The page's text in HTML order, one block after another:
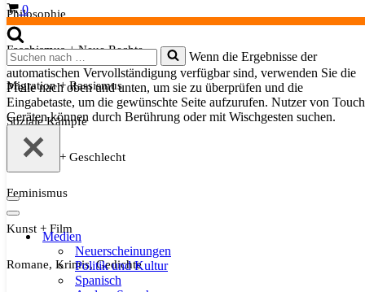
Warenkorb
0
Suchen
nach …
Wenn die Ergebnisse der
automatischen Vervollständigung verfügbar sind, verwenden Sie die
Pfeile nach oben und unten, um sie zu überprüfen und die
Eingabetaste, um die gewünschte Seite aufzurufen. Nutzer von
Geräten können durch Berührung oder mit Wischgesten suchen.
Navigationsmenü
Navigationsmenü
Medien
Neuerscheinungen
Politik und Kultur
Spanisch
Philosophie
Faschismus + Neue Rechte
Migration + Rassismus
Soziale Kämpfe
Sexualität + Geschlecht
Feminismus
Kunst + Film
Romane, Krimis, Gedichte